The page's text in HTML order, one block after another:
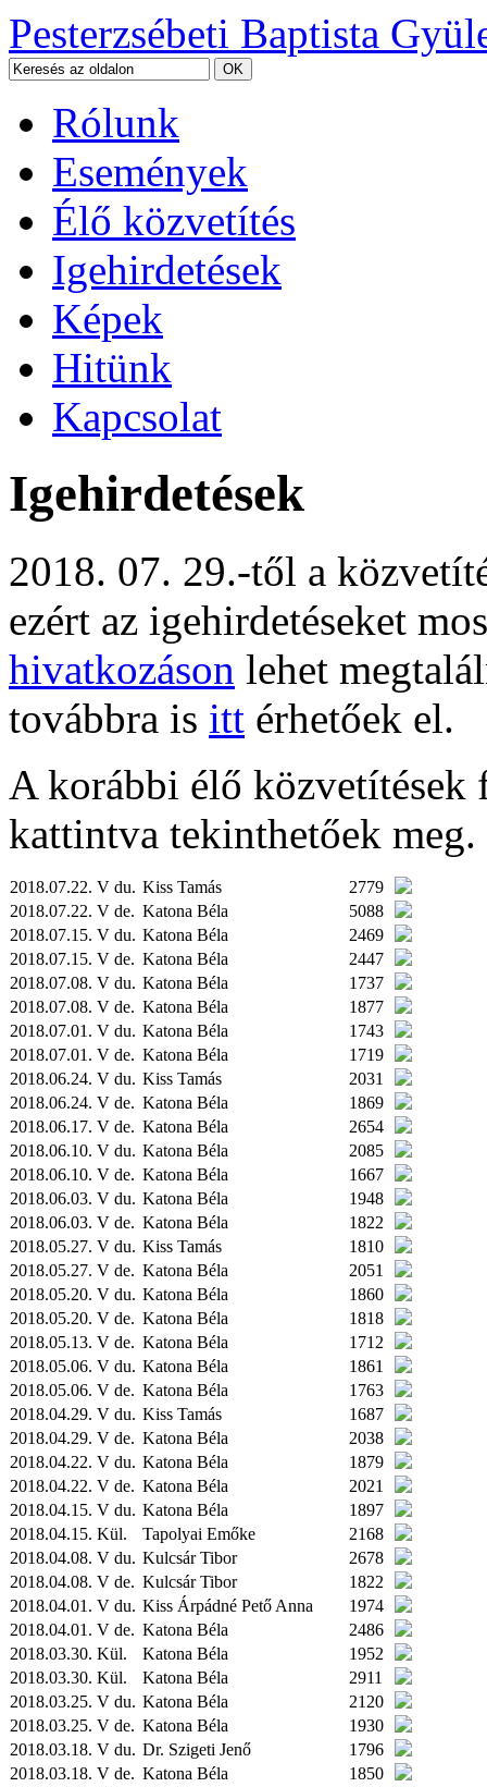
Pesterzsébeti Baptista
Rólunk
Események
Élő közvetítés
Igehirdetések
Képek
Hitünk
Kapcsolat
Igehirdetések
2018. 07. 29.-től a
ezért az igehirdetéseket
hivatkozáson lehet
továbbra is itt érhetőek el.
A korábbi élő közvetítések
kattintva tekinthetőek meg.
2018.07.22. V du. Kiss Tamás
2779
2018.07.22. V de. Katona Béla
5088
2018.07.15. V du. Katona Béla
2469
2018.07.15. V de. Katona Béla
2447
2018.07.08. V du. Katona Béla
1737
2018.07.08. V de. Katona Béla
1877
2018.07.01. V du. Katona Béla
1743
2018.07.01. V de. Katona Béla
1719
2018.06.24. V du. Kiss Tamás
2031
2018.06.24. V de. Katona Béla
1869
2018.06.17. V de. Katona Béla
2654
2018.06.10. V du. Katona Béla
2085
2018.06.10. V de. Katona Béla
1667
2018.06.03. V du. Katona Béla
1948
2018.06.03. V de. Katona Béla
1822
2018.05.27. V du. Kiss Tamás
1810
2018.05.27. V de. Katona Béla
2051
2018.05.20. V du. Katona Béla
1860
2018.05.20. V de. Katona Béla
1818
2018.05.13. V de. Katona Béla
1712
2018.05.06. V du. Katona Béla
1861
2018.05.06. V de. Katona Béla
1763
2018.04.29. V du. Kiss Tamás
1687
2018.04.29. V de. Katona Béla
2038
2018.04.22. V du. Katona Béla
1879
2018.04.22. V de. Katona Béla
2021
2018.04.15. V du. Katona Béla
1897
2018.04.15. Kül. Tapolyai Emőke
2168
2018.04.08. V du. Kulcsár Tibor
2678
2018.04.08. V de. Kulcsár Tibor
1822
2018.04.01. V du. Kiss Árpádné Pető Anna
1974
2018.04.01. V de. Katona Béla
2486
2018.03.30. Kül. Katona Béla
1952
2018.03.30. Kül. Katona Béla
2911
2018.03.25. V du. Katona Béla
2120
2018.03.25. V de. Katona Béla
1930
2018.03.18. V du. Dr. Szigeti Jenő
1796
2018.03.18. V de. Katona Béla
1850